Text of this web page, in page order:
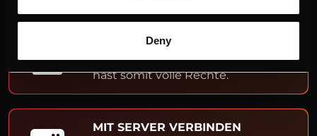
Deny
ADMIN- & OWNER-EINTRAG
Du bist Inhaber der Domain und
hast somit volle Rechte.
MIT SERVER VERBINDEN